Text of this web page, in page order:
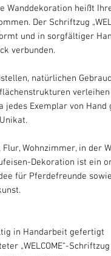
Wanddekoration heißt
Der Schriftzug
und in sorgfältiger
verbunden.
natürlichen
jedes Exemplar von
Flur, Wohnzimmer, in der
Dekoration ist ein
für Pferdefreunde
in Handarbeit gefertigt
„WELCOME“-Schriftzug